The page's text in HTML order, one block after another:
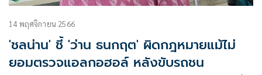
14 พฤศจิกายน 2566
'ชลน่าน' ชี้ 'ว่าน ธนกฤต' ผิดกฎหมายแม้ไม่
ยอมตรวจแอลกอฮอล์ หลังขับรถชน